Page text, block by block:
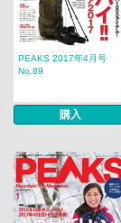
PEAKS 2017年4月号
No.89
購入